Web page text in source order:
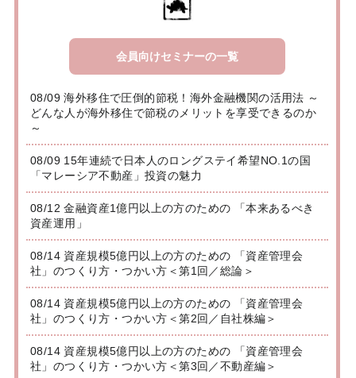
会員向けセミナーの一覧
08/09 海外移住で圧倒的節税！海外金融機関の活用法 ～
どんな人が海外移住で節税のメリットを享受できるのか
～
08/09 15年連続で日本人のロングステイ希望NO.1の国
「マレーシア不動産」投資の魅力
08/12 金融資産1億円以上の方のための 「本来あるべき
資産運用」
08/14 資産規模5億円以上の方のための 「資産管理会
社」のつくり方・つかい方＜第1回／総論＞
08/14 資産規模5億円以上の方のための 「資産管理会
社」のつくり方・つかい方＜第2回／自社株編＞
08/14 資産規模5億円以上の方のための 「資産管理会
社」のつくり方・つかい方＜第3回／不動産編＞